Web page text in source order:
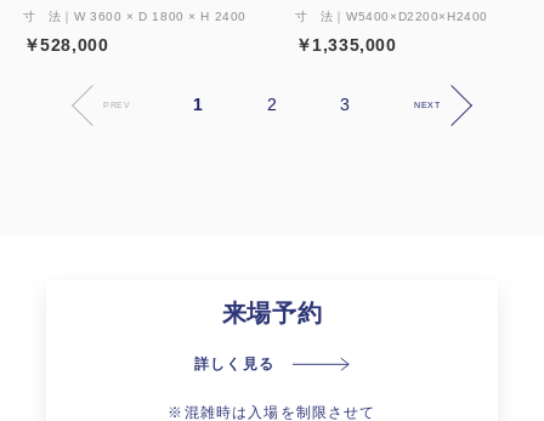
寸 法｜W 3600 × D 1800 × H 2400
￥528,000
寸 法｜W5400×D2200×H2400
￥1,335,000
PREV 1 2 3 NEXT
来場予約
詳しく見る
※混雑時は入場を制限させて